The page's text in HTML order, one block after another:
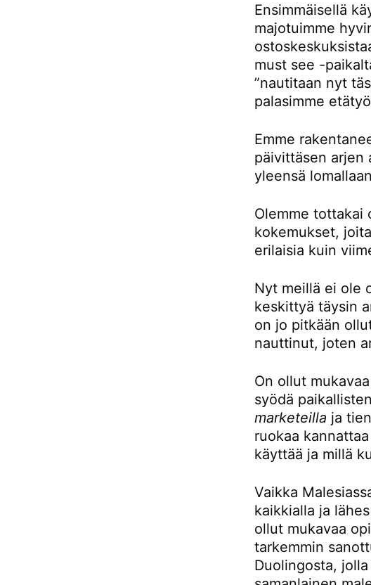
Ensimmäisellä
majotuimme
must see -
”nautitaan nyt
palasimme
Emme
päivittäsen arjen
yleensä
Olemme tottakai
kokemukset,
erilaisia kuin
Nyt meillä ei ole
keskittyä täysin
on jo pitkään
nauttinut, joten
On ollut
syödä
marketeilla ja
ruokaa
käyttää ja millä
Vaikka
kaikkialla ja
ollut mukavaa
tarkemmin
Duolingosta,